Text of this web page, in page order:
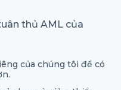
thủ AML của
của chúng tôi để có